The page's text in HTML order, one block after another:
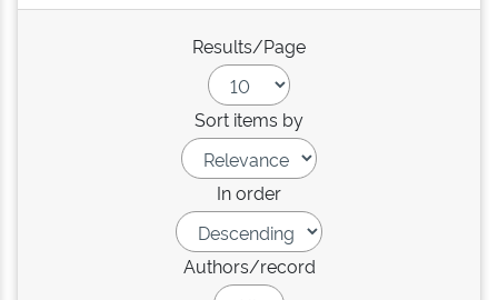
Results/Page
Sort items by
In order
Authors/record